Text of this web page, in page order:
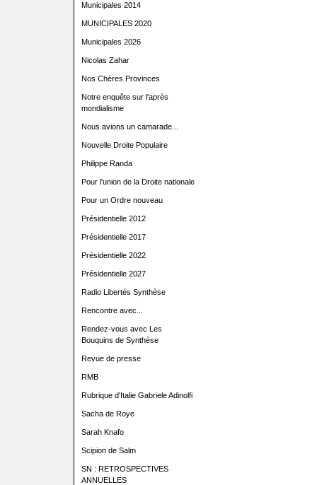
Municipales 2014
MUNICIPALES 2020
Municipales 2026
Nicolas Zahar
Nos Chères Provinces
Notre enquête sur l'après
mondialisme
Nous avions un camarade...
Nouvelle Droite Populaire
Philippe Randa
Pour l'union de la Droite nationale
Pour un Ordre nouveau
Présidentielle 2012
Présidentielle 2017
Présidentielle 2022
Présidentielle 2027
Radio Libertés Synthèse
Rencontre avec...
Rendez-vous avec Les
Bouquins de Synthèse
Revue de presse
RMB
Rubrique d'Italie Gabriele Adinolfi
Sacha de Roye
Sarah Knafo
Scipion de Salm
SN : RETROSPECTIVES
ANNUELLES